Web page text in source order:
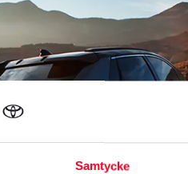
Samtycke